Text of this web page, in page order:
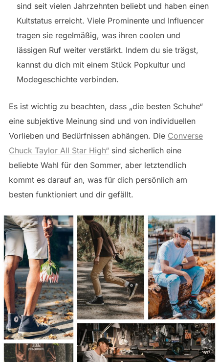
sind seit vielen Jahrzehnten beliebt und haben einen
Kultstatus erreicht. Viele Prominente und Influencer
tragen sie regelmäßig, was ihren coolen und
lässigen Ruf weiter verstärkt. Indem du sie trägst,
kannst du dich mit einem Stück Popkultur und
Modegeschichte verbinden.
Es ist wichtig zu beachten, dass „die besten Schuhe“
eine subjektive Meinung sind und von individuellen
Vorlieben und Bedürfnissen abhängen. Die Converse
Chuck Taylor All Star High“sind sicherlich eine
beliebte Wahl für den Sommer, aber letztendlich
kommt es darauf an, was für dich persönlich am
besten funktioniert und dir gefällt.